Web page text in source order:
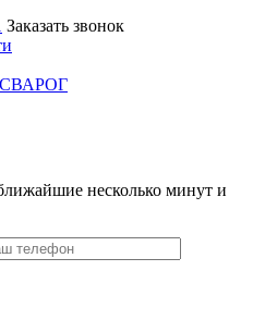
Заказать звонок
СВАРОГ
несколько минут и